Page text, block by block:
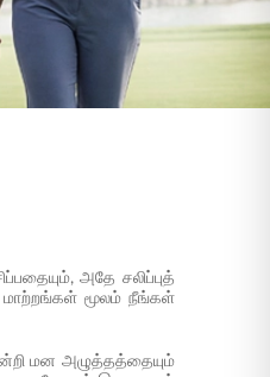
அதே சலிப்புத்
மாற்றங்கள் மூலம் நீங்கள்
மன அழுத்தத்தையும்